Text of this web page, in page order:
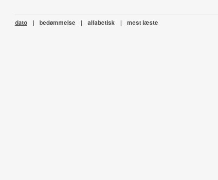
dato | bedømmelse | alfabetisk | mest læste